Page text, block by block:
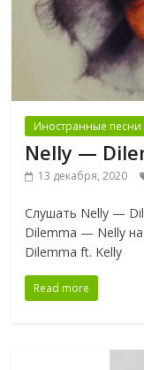
Иностранные песни
Nelly —
13 декабря, 2020
Слушать Nelly —
Dilemma — Nelly
Dilemma ft. Kelly
Read more